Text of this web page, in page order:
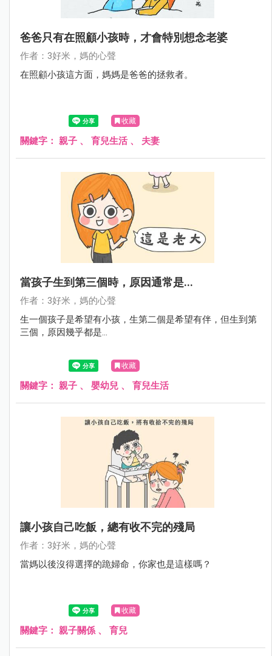
爸爸只有在照顧小孩時，才會特別想念老婆
作者：3好米，媽的心聲
在照顧小孩這方面，媽媽是爸爸的拯救者。
收藏
關鍵字： 親子 、 育兒生活、 夫妻
當孩子生到第三個時，原因通常是...
作者：3好米，媽的心聲
生一個孩子是希望有小孩，生第二個是希望有伴，但生到第
三個，原因幾乎都是...
收藏
關鍵字： 親子 、 嬰幼兒 、 育兒生活
讓小孩自己吃飯，總有收不完的殘局
作者：3好米，媽的心聲
當媽以後沒得選擇的跪婦命，你家也是這樣嗎？
收藏
關鍵字： 親子關係 、 育兒